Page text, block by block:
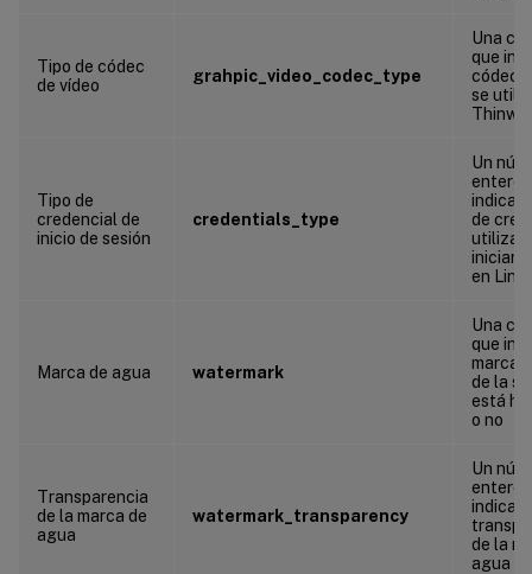
Tipo de códec
de vídeo
grahpic_video_codec_type
Una
que
códec
se
Tipo de
credencial de
inicio de sesión
credentials_type
Un
entero
indica
de
iniciar
en
Marca de agua watermark
Una
que
marca
de la
está
o no
Transparencia
de la marca de
agua
watermark_transparency
Un
entero
indica
de la
agua